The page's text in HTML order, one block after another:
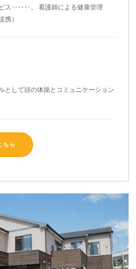
ス‥‥‥。
看護師による健康管理
携）
として頭の体操とコミュニケーション
ちら